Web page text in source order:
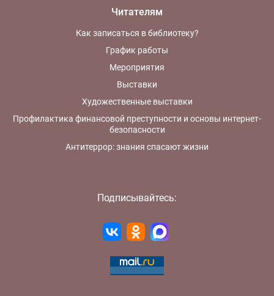
Читателям
Как записаться в библиотеку?
График работы
Мероприятия
Выставки
Художественные выставки
Профилактика финансовой преступности и основы интернет-
безопасности
Антитеррор: знания спасают жизни
Подписывайтесь: